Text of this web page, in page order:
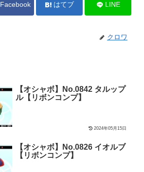
Facebook はてブ LINE
クロワ
【オシャボ】No.0842 タルップ
ル【リボンコンプ】
2024年05月15日
【オシャボ】No.0826 イオルブ
【リボンコンプ】